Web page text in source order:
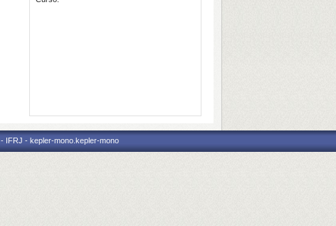
IFRJ - kepler-mono.kepler-mono